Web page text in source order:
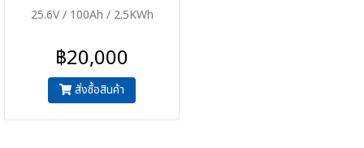
25.6V / 100Ah / 2.5KWh
฿20,000
สั่งซื้อสินค้า